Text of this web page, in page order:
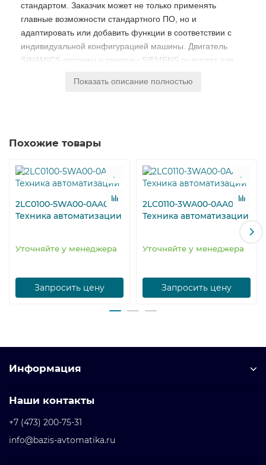
стандартом. Заказчик может не только применять
главные возможности стандартного ПО, но и
адаптировать или добавить функции в соответствии с
индивидуальной конфигурацией машины. Двигатель
SINAMICS системы и приводы SIEMENS подходят для
Простое расширение СИМЕНС системы приводов;
и ясном отображении данных на экранах;
Огромная экономия средств на ввод в работу
путем предоставления, заранее настроенных,
стандартных главных функций;
Простое расширение системы благодаря ПО с
Эффективное масштабирование модуля
Показать описание полностью
Похожие товары
2LC0100-5WA00-0AA0
Техника автоматизации
Уточняйте у менеджера
Запросить цену
2LC0110-3WA00-0AA0
Техника автоматизации
Уточняйте у менеджера
Запросить цену
Информация
Наши контакты
+7 (473) 200-75-31
info@bazis-avtomatika.ru